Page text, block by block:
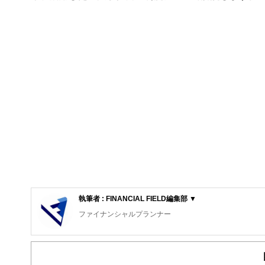
執筆者 : FINANCIAL FIELD編集部 ▼
ファイナンシャルプランナー
FinancialField編集部は、金融、経済に関する記事を、日